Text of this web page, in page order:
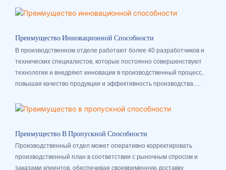
готовой продукцией, существуют строгие внутренние отделы
(KPI) для обеспечения удовлетворенности клиентов.
Преимущество Инновационной Способности
В производственном отделе работают более 40 разработчиков и
технических специалистов, которые постоянно совершенствуют
технологии и внедряют инновации в производственный процесс,
повышая качество продукции и эффективность производства.
повышаем конкурентоспособность нашей продукции.
Преимущество В Пропускной Способности
Производственный отдел может оперативно корректировать
производственный план в соответствии с рыночным спросом и
заказами клиентов, обеспечивая своевременную доставку